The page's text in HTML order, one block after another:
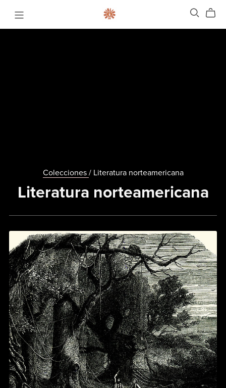
Colecciones / Literatura norteamericana
Literatura norteamericana